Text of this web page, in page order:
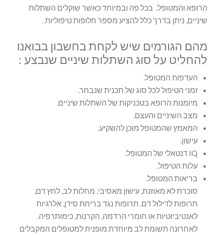
הרופא והמטופל. בכל פה ובמיוחד כאשר שוקלים השתלות
שיניים, ניתן בדרך כלל להציע מספר חלופות טיפוליות .
מהם הגורמים שיש לקחת בחשבון בבואנו
להחליט על סוג השתלות שיניים שנבצע :
העדפות המטופל.
זמני הטיפול לכל סוג של תכנית שנבחר.
מיומנות הרופא בטכניקות של השתלות שיניים.
מצב השיניים והעצם.
המאמץ שהמטופל מוכן להשקיע.
עישון.
IQ דנטאלי של המטופל.
עלות הטיפול.
בריאות המטופל.
סוכרת לא מאוזנת, עישון מאסיבי, מחלות לב, לחץ דם,
תרופות לדילול דם. תרופות נגד בריחת סידן, אלרגיות
לאנטיביוטיות או חומרי הרדמה, הקרנות, כימותרפיה.
לאחרונה תשומת לב מיוחדת מופנית למטופלים המקבלים